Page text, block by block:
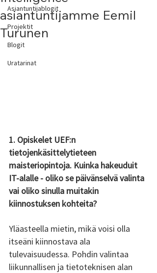
Asiantuntijablogit
Projektit
Blogit
Uratarinat
asiantuntijamme Eemil
Turunen
1. Opiskelet UEF:n
tietojenkäsittelytieteen
maisteriopintoja. Kuinka hakeuduit
IT-alalle - oliko se päivänselvä valinta
vai oliko sinulla muitakin
kiinnostuksen kohteita?
Yläasteella mietin, mikä voisi olla
itseäni kiinnostava ala
tulevaisuudessa. Pohdin valintaa
liikunnallisen ja tietoteknisen alan